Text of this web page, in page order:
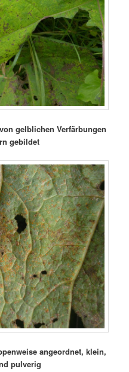
gelblichen Verfärbungen
gebildet
angeordnet, klein,
pulverig